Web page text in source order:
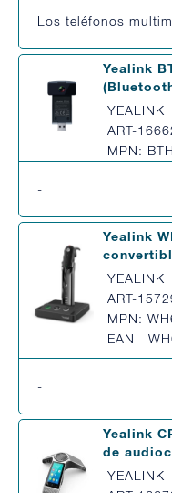
Los teléfonos
Yealink
YEALINK
ART-
MPN:
-
Yealink
YEALINK
ART-
MPN:
EAN
-
Yealink
de
YEALINK